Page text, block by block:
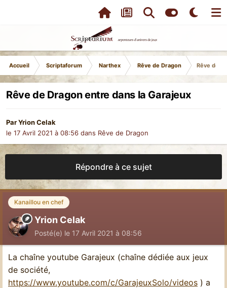
Accueil Scriptaforum Narthex Rêve de Dragon Rêve de
Rêve de Dragon entre dans la Garajeux
ParYrion Celak
le 17 Avril 2021 à 08:56 dans Rêve de Dragon
Répondre à ce sujet
Kanaillou en chef
Yrion Celak
Posté(e) le 17 Avril 2021 à 08:56
La chaîne youtube Garajeux (chaîne dédiée aux jeux
de société,
https://www.youtube.com/c/GarajeuxSolo/videos ) a